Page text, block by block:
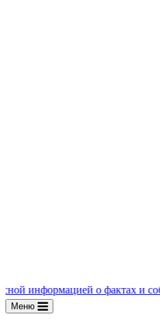
о фактах и событиях из
Меню